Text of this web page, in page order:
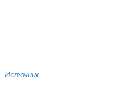
Источник